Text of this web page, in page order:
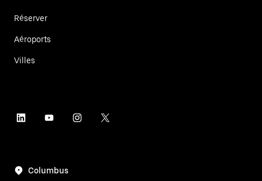
Réserver
Aéroports
Villes
Columbus